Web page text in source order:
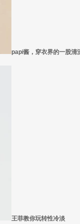
往一件两三百的衣服，都